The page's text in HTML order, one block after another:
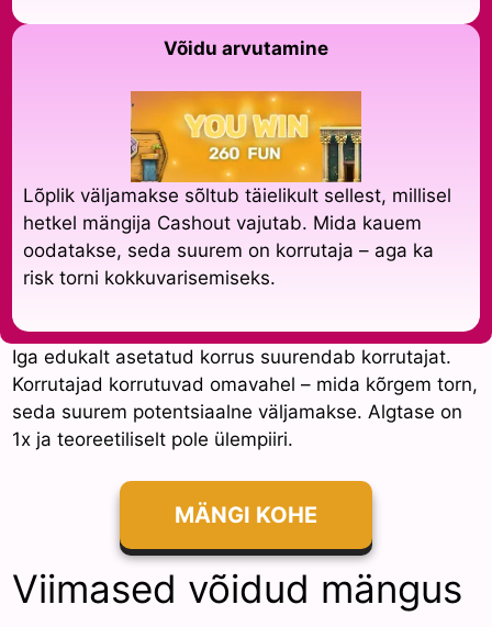
Võidu arvutamine
Lõplik väljamakse sõltub täielikult sellest, millisel
hetkel mängija Cashout vajutab. Mida kauem
oodatakse, seda suurem on korrutaja – aga ka
risk torni kokkuvarisemiseks.
Iga edukalt asetatud korrus suurendab korrutajat.
Korrutajad korrutuvad omavahel – mida kõrgem torn,
seda suurem potentsiaalne väljamakse. Algtase on
1x ja teoreetiliselt pole ülempiiri.
MÄNGI KOHE
Viimased võidud mängus